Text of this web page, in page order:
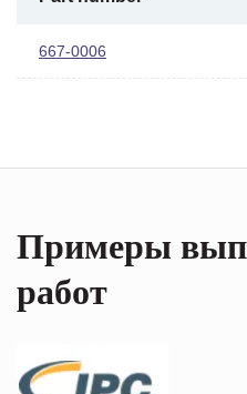
667-0006
Примеры
работ